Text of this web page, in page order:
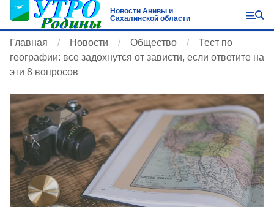
Новости Анивы и
Сахалинской области
Главная Новости Общество
Тест по
географии: все задохнутся от зависти, если ответите на
эти 8 вопросов